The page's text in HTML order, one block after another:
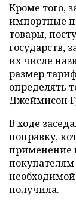
Кроме того,
импортные
товары,
государств,
их числе
размер
определять
Джеймисон
В ходе
поправку,
применение
покупателям
получила.